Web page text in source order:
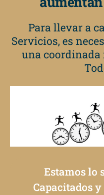
Para llevar a
Servicios, es
una
Estamos lo
Capacitados